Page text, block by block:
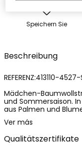
Speichern Sie
Beschreibung
REFERENZ:413110-
Mädchen-
und Sommersaison.
aus Palmen und
Akzent setzt. Der
Ihre Kleine kühl zu
Jahren, bietet es bei
seines vielseitigen
Ver más
Qualitätszertifikate